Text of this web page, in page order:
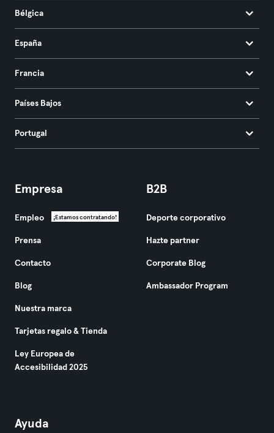
Bélgica
España
Francia
Países Bajos
Portugal
Empresa
Empleo ¡Estamos contratando!
Prensa
Contacto
Blog
Nuestra marca
Tarjetas regalo & Tienda
Ley Europea de
Accesibilidad 2025
B2B
Deporte corporativo
Hazte partner
Corporate Blog
Ambassador Program
Ayuda